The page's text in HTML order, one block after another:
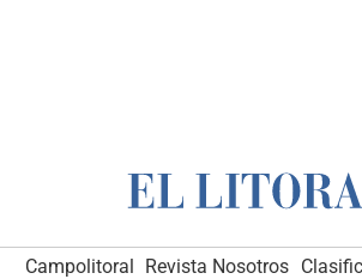
Campolitoral Revista Nosotros